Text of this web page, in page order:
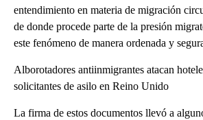
entendimiento en materia de migración
de donde procede parte de la presión
este fenómeno de manera ordenada y
Alborotadores antiinmigrantes atacan
solicitantes de asilo en Reino Unido
La firma de estos documentos llevó a